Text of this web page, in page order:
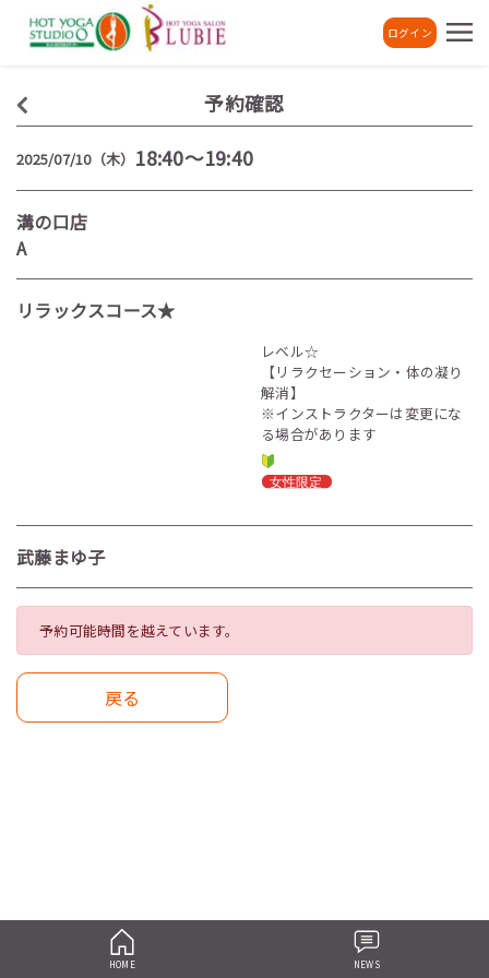
ログイン
予約確認
2025/07/10（木） 18:40～19:40
溝の口店
A
リラックスコース★
レベル☆
【リラクセーション・体の凝り
解消】
※インストラクターは変更にな
る場合があります
武藤まゆ子
予約可能時間を越えています。
戻る
HOME NEWS